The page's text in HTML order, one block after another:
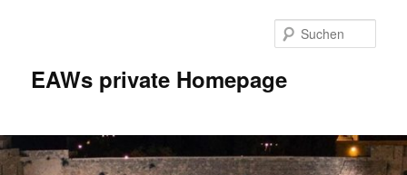
EAWs private Homepage